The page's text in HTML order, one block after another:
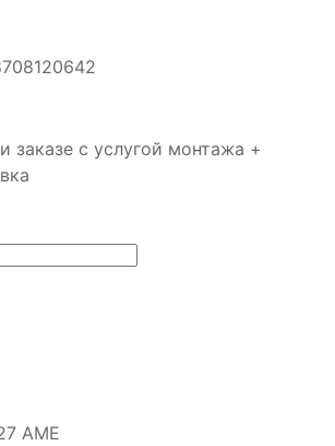
заказе с услугой монтажа +
AME